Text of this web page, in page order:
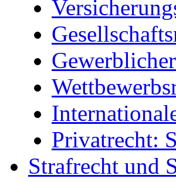
Privatrecht:
Strafrecht und